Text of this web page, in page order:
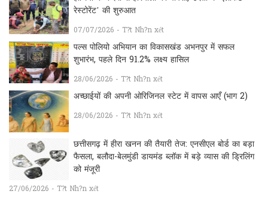
रेस्टोरेंट’ की शुरुआत
07/07/2026 - T?t Nh?n xét
पल्स पोलियो अभियान का विकासखंड अभनपुर में सफल
शुभारंभ, पहले दिन 91.2% लक्ष्य हासिल
28/06/2026 - T?t Nh?n xét
अच्छाईयों की अपनी ओरिजिनल स्टेट में वापस आएँ (भाग 2)
28/06/2026 - T?t Nh?n xét
छत्तीसगढ़ में हीरा खनन की तैयारी तेज: एनसीएल बोर्ड का बड़ा
फैसला, बलौदा-बेलमुंडी डायमंड ब्लॉक में बड़े व्यास की ड्रिलिंग
को मंजूरी
27/06/2026 - T?t Nh?n xét